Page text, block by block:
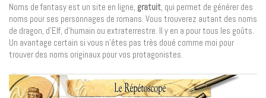
Noms de fantasy est un site en ligne, gratuit , qui permet de générer des
noms pour ses personnages de romans. Vous trouverez autant des noms
de dragon, d’Elf, d’humain ou extraterrestre. Il y en a pour tous les goûts.
Un avantage certain si vous n’êtes pas très doué comme moi pour
trouver des noms originaux pour vos protagonistes.